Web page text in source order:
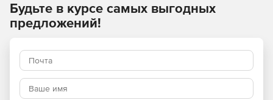
к угрозам разной сложности.
Основные преимущества
Надежная защита мирового уровня
Многоуровневые технологии проактивной защиты
обеспечивают эффективное противостояние различным
Будьте в курсе самых выгодных
предложений!